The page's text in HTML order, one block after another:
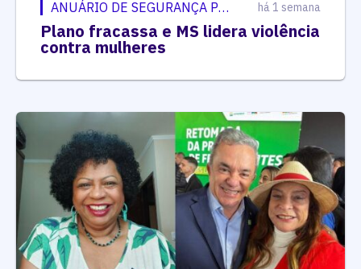
ANUÁRIO DE SEGURANÇA PÚBLICA há 1 semana
Plano fracassa e MS lidera violência
contra mulheres